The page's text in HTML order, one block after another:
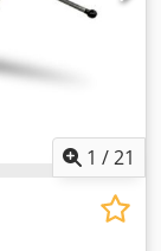
1 /21